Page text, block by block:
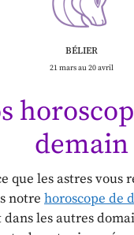
BÉLIER
21 mars au 20 avril
demain
que les astres vous
notre horoscope de
dans les autres